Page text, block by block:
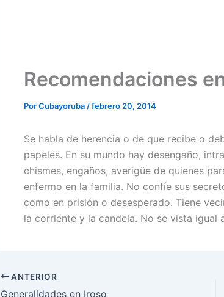
Recomendaciones
PorCubayoruba /febrero 20, 2014
Se habla de herencia o de que recibe o
papeles. En su mundo hay desengaño,
chismes, engaños, averigüe de quienes
enfermo en la familia. No confíe sus
como en prisión o desesperado. Tiene
la corriente y la candela. No se vista igual
ANTERIOR
Generalidades en Iroso